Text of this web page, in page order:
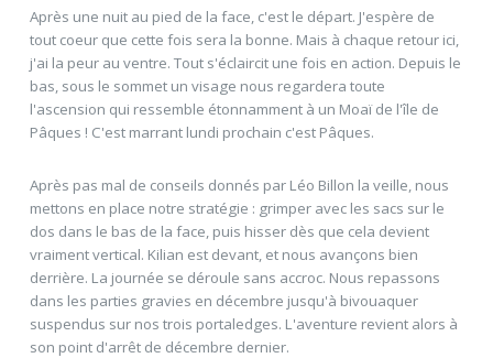
Après une nuit au pied de la face, c'est le départ. J'espère de
tout coeur que cette fois sera la bonne. Mais à chaque retour ici,
j'ai la peur au ventre. Tout s'éclaircit une fois en action. Depuis le
bas, sous le sommet un visage nous regardera toute
l'ascension qui ressemble étonnamment à un Moaï de l'île de
Pâques ! C'est marrant lundi prochain c'est Pâques.
Après pas mal de conseils donnés par Léo Billon la veille, nous
mettons en place notre stratégie : grimper avec les sacs sur le
dos dans le bas de la face, puis hisser dès que cela devient
vraiment vertical. Kilian est devant, et nous avançons bien
derrière. La journée se déroule sans accroc. Nous repassons
dans les parties gravies en décembre jusqu'à bivouaquer
suspendus sur nos trois portaledges. L'aventure revient alors à
son point d'arrêt de décembre dernier.